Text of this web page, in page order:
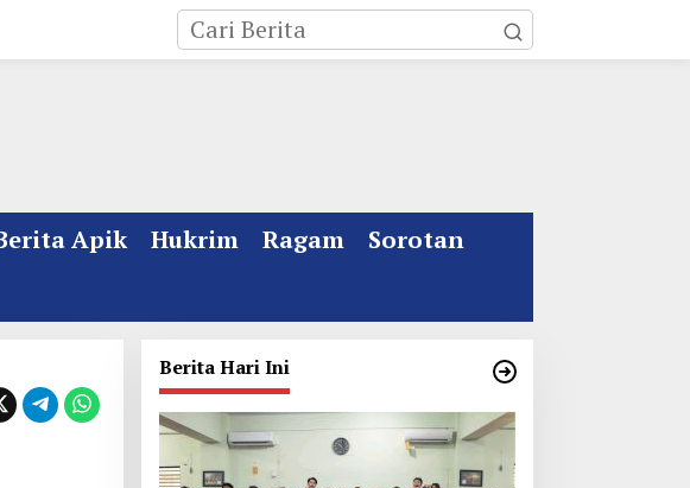
Apik Hukrim Ragam
Sorotan
Berita Hari Ini